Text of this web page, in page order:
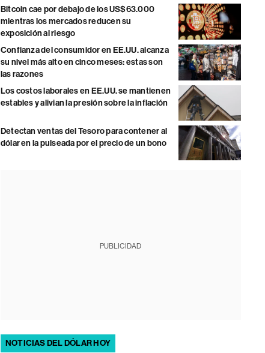
Bitcoin cae por debajo de los US$63.000
mientras los mercados reducen su
exposición al riesgo
Confianza del consumidor en EE.UU. alcanza
su nivel más alto en cinco meses: estas son
las razones
Los costos laborales en EE.UU. se mantienen
estables y alivian la presión sobre la inflación
Detectan ventas del Tesoro para contener al
dólar en la pulseada por el precio de un bono
PUBLICIDAD
NOTICIAS DEL DÓLAR HOY